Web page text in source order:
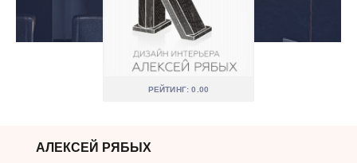
РЕЙТИНГ: 0.00
АЛЕКСЕЙ РЯБЫХ